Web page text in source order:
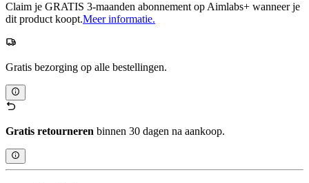
Claim je GRATIS 3-maanden abonnement op Aimlabs+ wanneer je
dit product koopt.Meer informatie.
Gratis bezorging op alle bestellingen.
Gratis retourneren binnen 30 dagen na aankoop.